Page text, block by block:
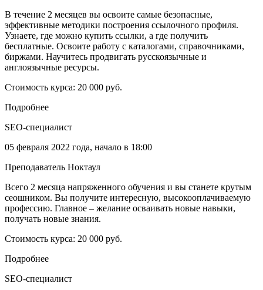
В течение 2 месяцев вы освоите самые безопасные,
эффективные методики построения ссылочного профиля.
Узнаете, где можно купить ссылки, а где получить
бесплатные. Освоите работу с каталогами, справочниками,
биржами. Научитесь продвигать русскоязычные и
англоязычные ресурсы.
Стоимость курса: 20 000 руб.
Подробнее
SEO-специалист
05 февраля 2022 года, начало в 18:00
Преподаватель Ноктаул
Всего 2 месяца напряженного обучения и вы станете крутым
сеошником. Вы получите интересную, высокооплачиваемую
профессию. Главное – желание осваивать новые навыки,
получать новые знания.
Стоимость курса: 20 000 руб.
Подробнее
SEO-специалист